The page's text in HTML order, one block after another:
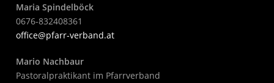
Maria Spindelböck
0676-832408361
office@pfarr-verband.at
Mario Nachbaur
Pastoralpraktikant im Pfarrverband